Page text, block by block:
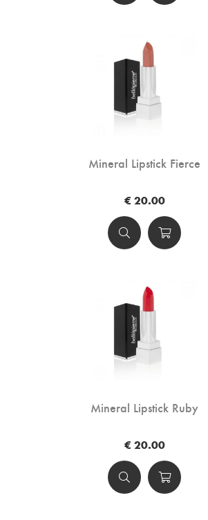
Mineral Lipstick Fierce
€ 20.00
Mineral Lipstick Ruby
€ 20.00